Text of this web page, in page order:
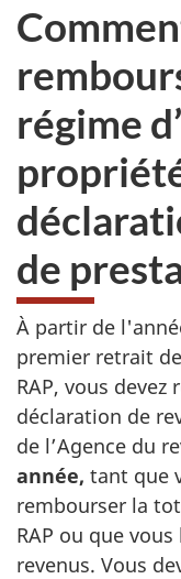
régime
de
À partir de
premier retrait de
RAP, vous
déclaration de
de l’Agence du
année, tant que
rembourser la
RAP ou que
revenus. Vous